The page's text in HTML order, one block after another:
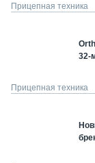
Прицепная техника
32-
Прицепная техника